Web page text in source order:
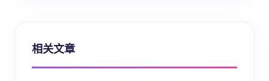
相关文章